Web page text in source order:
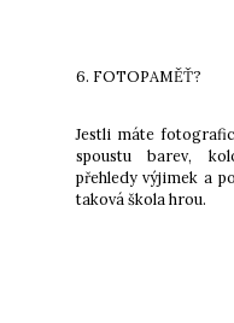
6. FOTOPAMĚŤ?
Jestli máte
spoustu barev,
přehledy výjimek a
taková škola hrou.